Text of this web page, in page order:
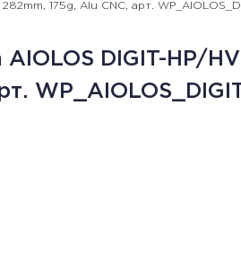
175g, Alu CNC, арт.
DIGIT-HP/HV